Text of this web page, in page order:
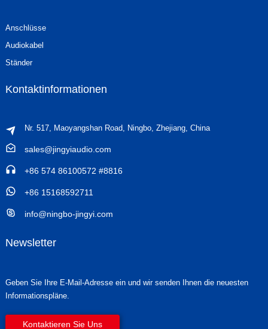
Anschlüsse
Audiokabel
Ständer
Kontaktinformationen
Nr. 517, Maoyangshan Road, Ningbo, Zhejiang, China
sales@jingyiaudio.com
+86 574 86100572 #8816
+86 15168592711
info@ningbo-jingyi.com
Newsletter
Geben Sie Ihre E-Mail-Adresse ein und wir senden Ihnen die neuesten
Informationspläne.
Kontaktieren Sie Uns